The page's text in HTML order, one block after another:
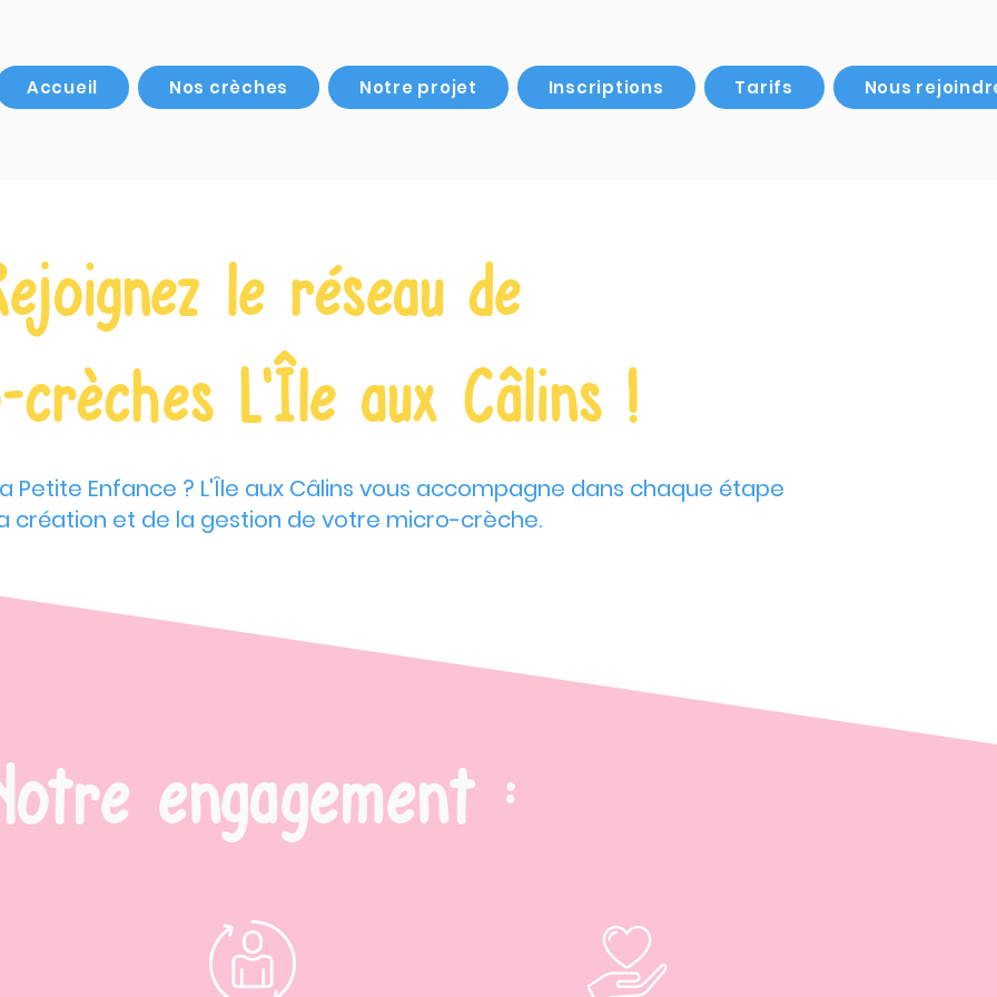
Accueil Nos crèches Notre projet Inscriptions Tarifs Nous
le réseau de
L'Île aux Câlins !
Petite Enfance ? L'Île aux Câlins vous accompagne dans chaque étape
création et de la gestion de votre micro-crèche.
engagement :